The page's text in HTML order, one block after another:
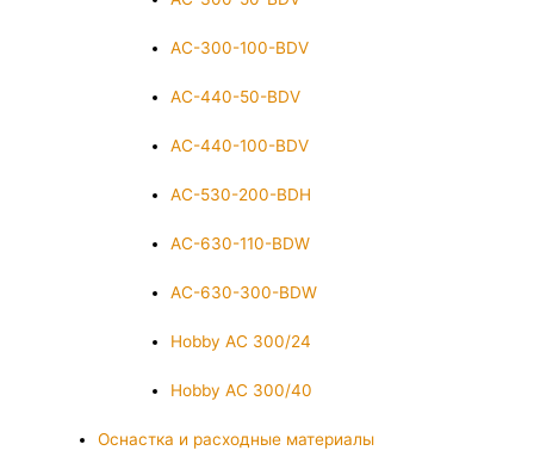
AC-300-100-BDV
AC-440-50-BDV
AC-440-100-BDV
AC-530-200-BDH
AC-630-110-BDW
AC-630-300-BDW
Hobby AC 300/24
Hobby AC 300/40
Оснастка и расходные материалы